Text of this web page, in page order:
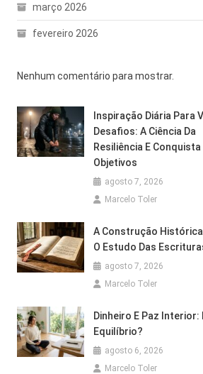
março 2026
fevereiro 2026
Nenhum comentário para mostrar.
Inspiração Diária Para
Desafios: A Ciência Da
Resiliência E Conquista
Objetivos
agosto 7, 2026
Marcelo Toler
A Construção Histórica
O Estudo Das
agosto 7, 2026
Marcelo Toler
Dinheiro E Paz Interior:
Equilíbrio?
agosto 6, 2026
Marcelo Toler